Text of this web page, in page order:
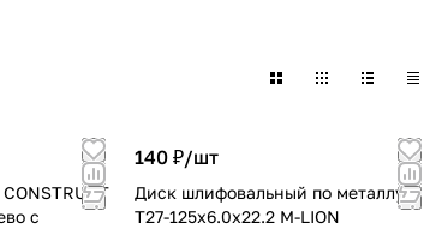
140 ₽/шт
Диск шлифовальный по металлу
Т27-125х6.0х22.2 M-LION